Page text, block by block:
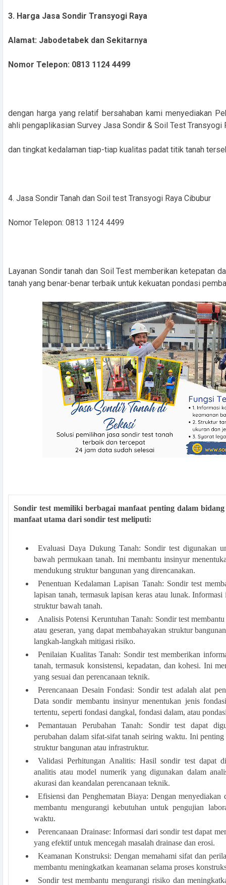
3. Harga Jasa Sondir Transyogi Raya
Alamat: Jabodetabek dan Sekitarnya
Nomor Telepon: 0813 1124 4499
dengan harga yang relatif bersahaban kami menyediakan
ahli pengaplikasian Survey Jasa Sondir & Soil Test
dan tingkat kedalaman tiap-tiap kualitas padat titik tanah
4. Jasa Sondir Tanah dan Soil test Transyogi Raya Cibubur
Nomor Telepon: 0813 1124 4499
Layanan Sondir tanah dan Soil Test memberikan ketepatan
tanah yang benar-benar terbaik untuk kekuatan pondasi
Sondir test memiliki berbagai manfaat penting dalam
manfaat utama dari sondir test meliputi:
Evaluasi Daya Dukung Tanah: Sondir test digunakan
bawah permukaan tanah. Ini membantu insinyur
mendukung struktur bangunan yang direncanakan.
Penentuan Kedalaman Lapisan Tanah: Sondir test
lapisan tanah, termasuk lapisan keras atau lunak.
struktur bawah tanah.
Analisis Potensi Keruntuhan Tanah: Sondir test
atau geseran, yang dapat membahayakan struktur
langkah-langkah mitigasi risiko.
Penilaian Kualitas Tanah: Sondir test memberikan
tanah, termasuk konsistensi, kepadatan, dan kohesi. Ini
yang sesuai dan perencanaan teknik.
Perencanaan Desain Fondasi: Sondir test adalah alat
Data sondir membantu insinyur menentukan jenis
tertentu, seperti fondasi dangkal, fondasi dalam, atau
Pemantauan Perubahan Tanah: Sondir test dapat
perubahan dalam sifat-sifat tanah seiring waktu. Ini
struktur bangunan atau infrastruktur.
Validasi Perhitungan Analitis: Hasil sondir test dapat
analitis atau model numerik yang digunakan dalam
akurasi dan keandalan perencanaan teknik.
Efisiensi dan Penghematan Biaya: Dengan
membantu mengurangi kebutuhan untuk pengujian
waktu.
Perencanaan Drainase: Informasi dari sondir test dapat
yang efektif untuk mencegah masalah drainase dan erosi.
Keamanan Konstruksi: Dengan memahami sifat dan
membantu meningkatkan keamanan selama proses
Sondir test membantu mengurangi risiko dan